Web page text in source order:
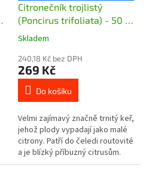
Citronečník trojlistý
(Poncirus trifoliata) - 50 -
60 cm
Skladem
240,18 Kč bez DPH
269 Kč
Do košíku
Velmi zajímavý značně trnitý keř,
jehož plody vypadají jako malé
citrony. Patří do čeledi routovité
a je blízký příbuzný citrusům.
Jeho původ je ve východní Asii,